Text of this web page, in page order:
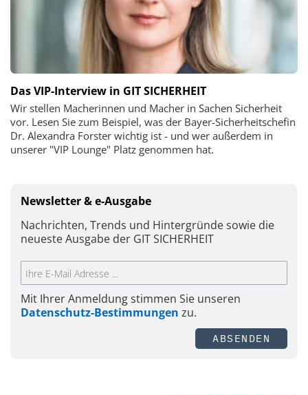
Das VIP-Interview in GIT SICHERHEIT
Wir stellen Macherinnen und Macher in Sachen Sicherheit
vor. Lesen Sie zum Beispiel, was der Bayer-Sicherheitschefin
Dr. Alexandra Forster wichtig ist - und wer außerdem in
unserer "VIP Lounge" Platz genommen hat.
Newsletter & e-Ausgabe
Nachrichten, Trends und Hintergründe sowie die
neueste Ausgabe der GIT SICHERHEIT
Mit Ihrer Anmeldung stimmen Sie unseren
Datenschutz-Bestimmungen zu.
ABSENDEN